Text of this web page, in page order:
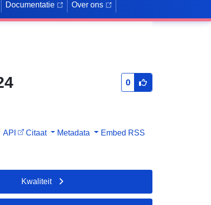
Documentatie Over ons
0
API Citaat Metadata Embed RSS
Kwaliteit